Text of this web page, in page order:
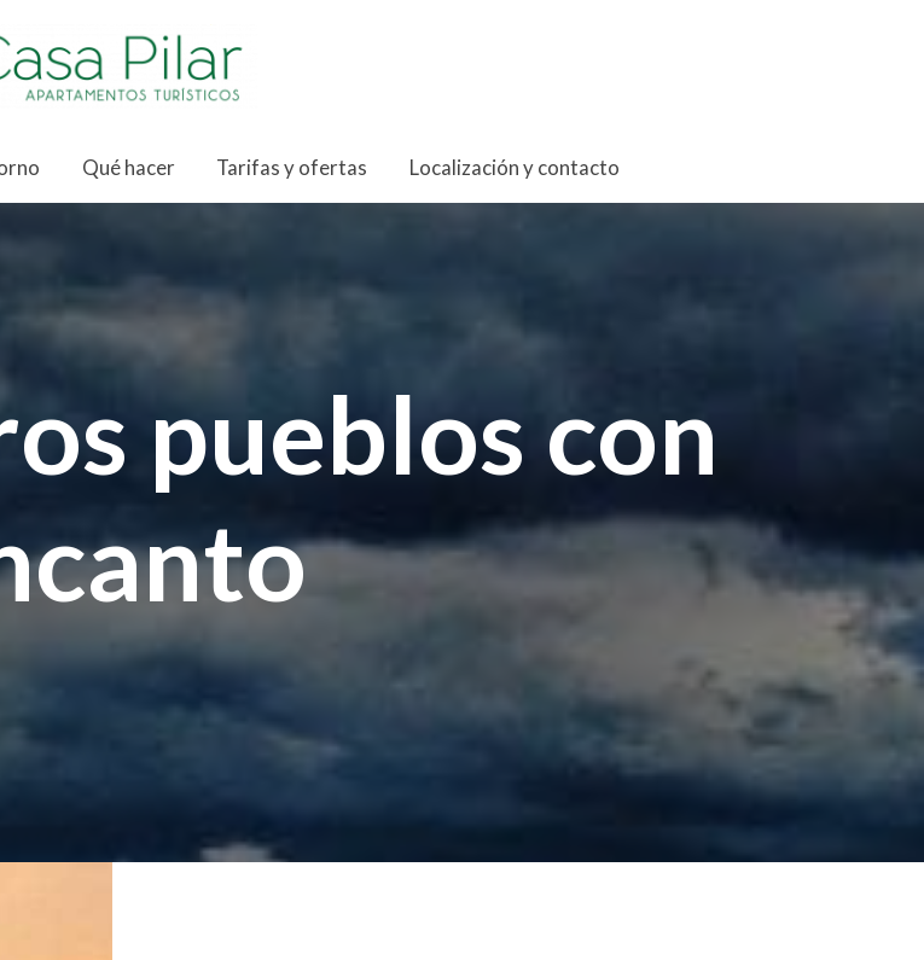
Qué hacer Tarifas y ofertas Localización y contacto
pueblos con